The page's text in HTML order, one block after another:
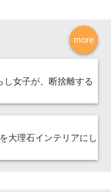
more
し女子が、断捨離する
大理石インテリアにし